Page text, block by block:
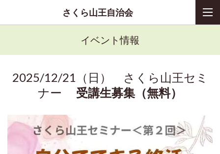
さくら山王自治会
イベント情報
2025/12/21（日） さくら山王セミ
ナー 受講生募集（無料）